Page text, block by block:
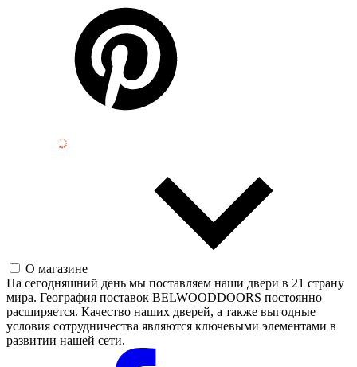
О магазине
На сегодняшний день мы поставляем наши двери в 21 страну
мира. География поставок BELWOODDOORS постоянно
расширяется. Качество наших дверей, а также выгодные
условия сотрудничества являются ключевыми элементами в
развитии нашей сети.